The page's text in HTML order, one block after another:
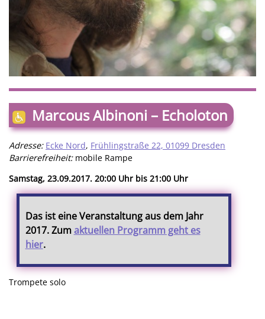
Marcous Albinoni – Echoloton
Adresse: Ecke Nord, Frühlingstraße 22, 01099 Dresden
Barrierefreiheit:mobile Rampe
Samstag, 23.09.2017. 20:00 Uhr bis 21:00 Uhr
Das ist eine Veranstaltung aus dem Jahr
2017. Zumaktuellen Programm geht es
hier.
Trompete solo